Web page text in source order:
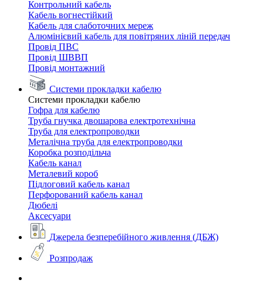
Контрольний кабель
Кабель вогнестійкий
Кабель для слаботочних мереж
Алюмінієвий кабель для повітряних ліній передач
Провід ПВС
Провід ШВВП
Провід монтажний
Системи прокладки кабелю
Системи прокладки кабелю
Гофра для кабелю
Труба гнучка двошарова електротехнічна
Труба для електропроводки
Металічна труба для електропроводки
Коробка розподільча
Кабель канал
Металевий короб
Підлоговий кабель канал
Перфорований кабель канал
Дюбелі
Аксесуари
Джерела безперебійного живлення (ДБЖ)
Розпродаж